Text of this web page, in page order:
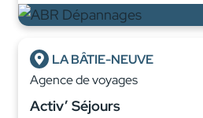
LA BÂTIE-NEUVE
Agence de voyages
Activ’ Séjours